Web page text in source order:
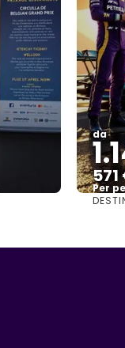
da
Per